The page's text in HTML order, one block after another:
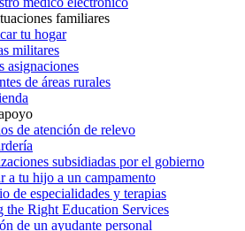
familiares
tu hogar
militares
asignaciones
de áreas rurales
de atención de relevo
subsidiadas por el gobierno
a tu hijo a un campamento
de especialidades y terapias
the Right Education Services
de un ayudante personal